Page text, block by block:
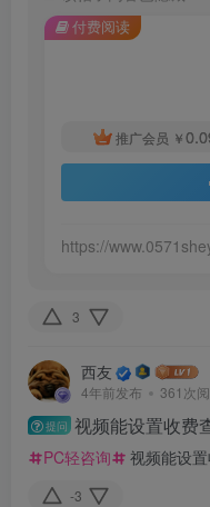
付费阅读
推广会员 ￥
https://
3
西友
4年前发布 361次
提问 视频能设置收费
PC轻咨询 视频能设
-3